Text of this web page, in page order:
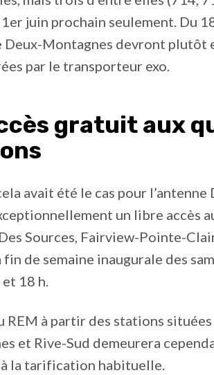
juin prochain seulement. Du
Deux-Montagnes devront plutôt
par le transporteur exo.
gratuit aux
avait été le cas pour
un libre accès
Sources, Fairview-Pointe-
fin de semaine inaugurale des
18 h.
REM à partir des stations
et Rive-Sud demeurera
la tarification habituelle.